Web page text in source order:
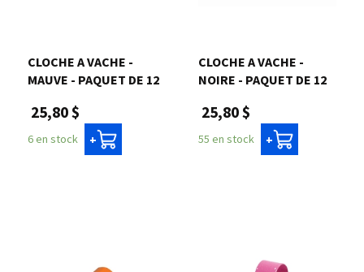
CLOCHE A VACHE -
MAUVE - PAQUET DE 12
25,80 $
6 en stock +
CLOCHE A VACHE -
NOIRE - PAQUET DE 12
25,80 $
55 en stock +